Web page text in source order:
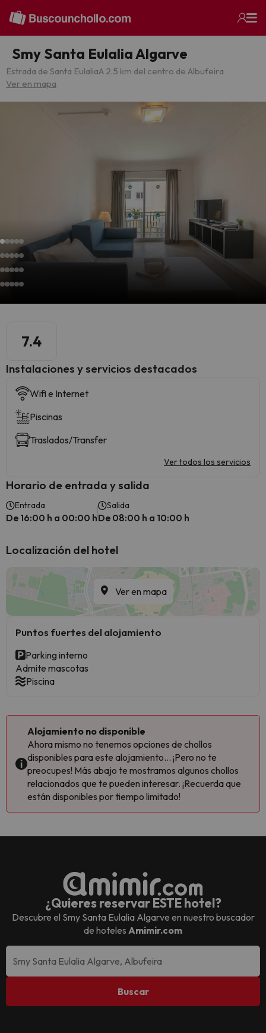
Smy Santa Eulalia Algarve
Estrada de Santa EulaliaA 2.5 km del centro de Albufeira
Ver en mapa
7.4
Instalaciones y servicios destacados
Wifi e Internet
Piscinas
Traslados/Transfer
Ver todos los servicios
Horario de entrada y salida
Entrada
De 16:00 h a 00:00 h
Salida
De 08:00 h a 10:00 h
Localización del hotel
Ver en mapa
Puntos fuertes del alojamiento
Parking interno
Admite mascotas
Piscina
Alojamiento no disponible
Ahora mismo no tenemos opciones de chollos
disponibles para este alojamiento... ¡Pero no te
preocupes! Más abajo te mostramos algunos chollos
relacionados que te pueden interesar. ¡Recuerda que
están disponibles por tiempo limitado!
¿Quieres reservar ESTE hotel?
Descubre el Smy Santa Eulalia Algarve en nuestro buscador
de hoteles Amimir.com
Buscar